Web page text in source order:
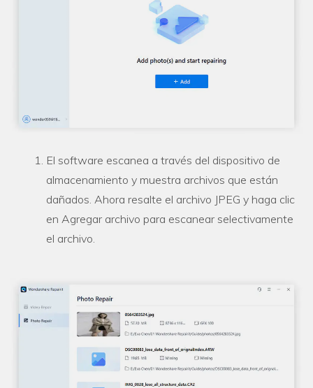
Reparador de Fotos con IA
Arregla fotos dañadas, mejora su nitidez y revive tus
Prueba Online
El software escanea a través del dispositivo de
almacenamiento y muestra archivos que están
dañados. Ahora resalte el archivo JPEG y haga clic
en Agregar archivo para escanear selectivamente
el archivo.